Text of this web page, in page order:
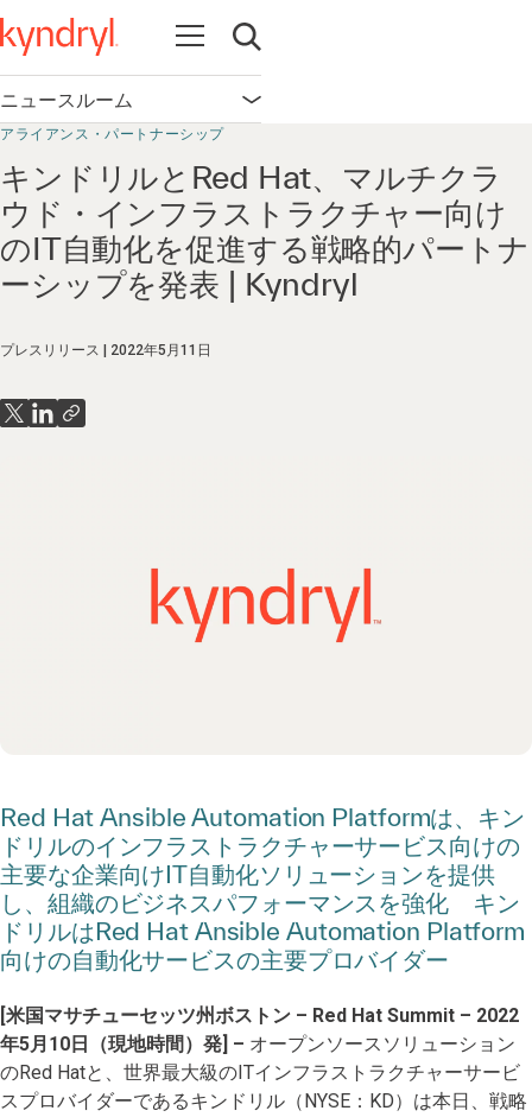
Open navigation
Open search
ニュースルーム Open navigation
アライアンス・パートナーシップ
キンドリルとRed Hat、マルチクラ
ウド・インフラストラクチャー向け
のIT自動化を促進する戦略的パートナ
ーシップを発表 | Kyndryl
プレスリリース 2022年5月11日
Red Hat Ansible Automation Platformは、キン
ドリルのインフラストラクチャーサービス向けの
主要な企業向けIT自動化ソリューションを提供
し、組織のビジネスパフォーマンスを強化 キン
ドリルはRed Hat Ansible Automation Platform
向けの自動化サービスの主要プロバイダー
[米国マサチューセッツ州ボストン – Red Hat Summit – 2022
年5月10日（現地時間）発] – オープンソースソリューション
のRed Hatと、世界最大級のITインフラストラクチャーサービ
スプロバイダーであるキンドリル（NYSE：KD）は本日、戦略